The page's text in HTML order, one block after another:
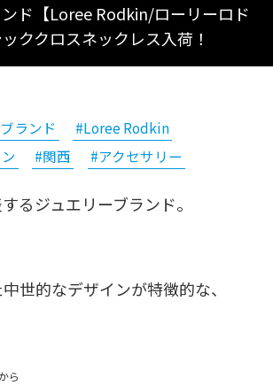
ド【Loree Rodkin/ローリーロド
ククロスネックレス入荷！
ランド
#Loree Rodkin
#関西 #アクセサリー
るジュエリーブランド。
世的なデザインが特徴的な、
から